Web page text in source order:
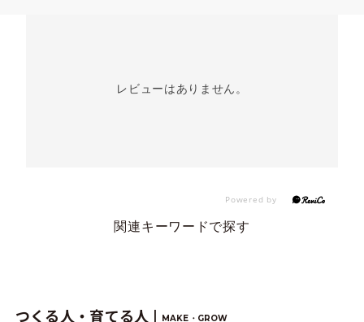
レビューはありません。
関連キーワードで探す
つくる人・育てる人 | MAKE・GROW